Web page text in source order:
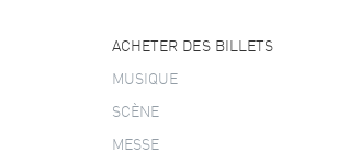
ACHETER DES BILLETS
MUSIQUE
SCÈNE
MESSE